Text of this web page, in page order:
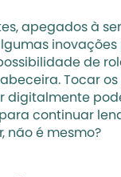
apegados à
de
Tocar
digitalmente
continuar
não é mesmo?